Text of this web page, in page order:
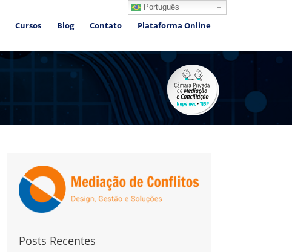
Cursos Blog Contato Plataforma Online
Posts Recentes
Português